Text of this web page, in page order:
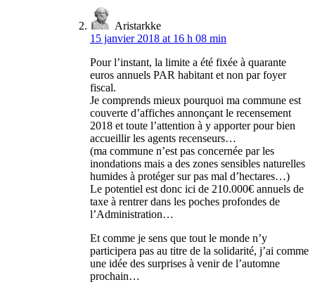
Aristarkke
15 janvier 2018 at 16 h 08 min
Pour l’instant, la limite a été fixée à quarante
euros annuels PAR habitant et non par foyer
fiscal.
Je comprends mieux pourquoi ma commune est
couverte d’affiches annonçant le recensement
2018 et toute l’attention à y apporter pour bien
accueillir les agents recenseurs…
(ma commune n’est pas concernée par les
inondations mais a des zones sensibles naturelles
humides à protéger sur pas mal d’hectares…)
Le potentiel est donc ici de 210.000€ annuels de
taxe à rentrer dans les poches profondes de
l’Administration…
Et comme je sens que tout le monde n’y
participera pas au titre de la solidarité, j’ai comme
une idée des surprises à venir de l’automne
prochain…